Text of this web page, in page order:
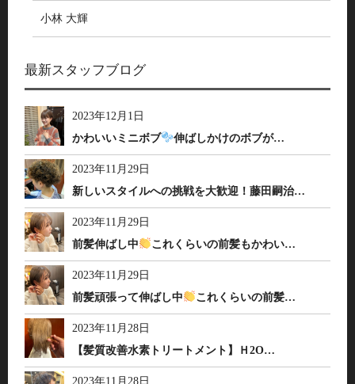
小林 大輝
最新スタッフブログ
2023年12月1日
かわいいミニボブ
伸ばしかけのボブが…
2023年11月29日
新しいスタイルへの挑戦を大歓迎！藤田嗣治…
2023年11月29日
前髪伸ばし中
これくらいの前髪もかわい…
2023年11月29日
前髪頑張って伸ばし中
これくらいの前髪…
2023年11月28日
【髪質改善水素トリートメント】Ｈ2O…
2023年11月28日